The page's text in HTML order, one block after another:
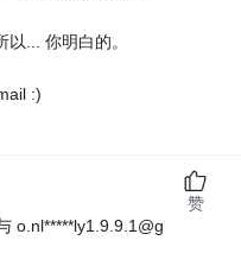
... 你明白的。
:)
o.nl*****ly1.9.9.1@g
赞